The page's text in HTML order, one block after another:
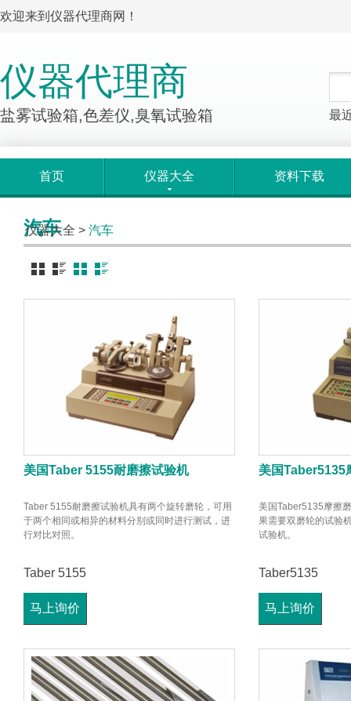
欢迎来到仪器代理商网！
仪器代理商
盐雾试验箱,色差仪,臭氧试验箱 最
首页 仪器大全 资料下载
仪器大全 > 汽车
汽车
美国Taber 5155耐磨擦试验机
Taber 5155耐磨擦试验机具有两个旋转磨轮，可用
于两个相同或相异的材料分别或同时进行测试，进
行对比对照。
Taber 5155
马上询价
美国Taber5135
美国Taber5135摩擦
果需要双磨轮的试验
试验机。
Taber5135
马上询价